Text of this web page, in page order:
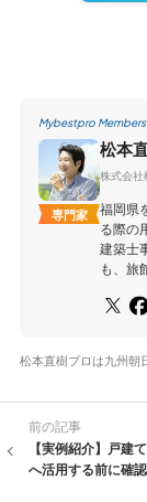
Mybestpro Members
専門家
松本
株式会社
福岡県
る際の
建築士
も、旅
松本直樹プロは九州朝
前の記事
【実例紹介】戸建
へ活用する前に確